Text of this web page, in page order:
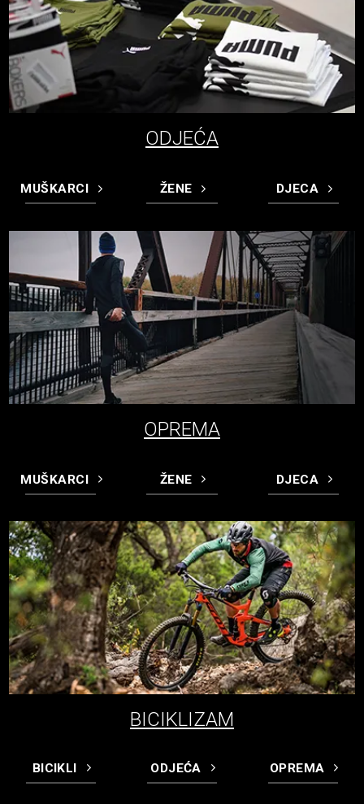
ODJEĆA
MUŠKARCI ŽENE DJECA
OPREMA
MUŠKARCI ŽENE DJECA
BICIKLIZAM
BICIKLI ODJEĆA OPREMA